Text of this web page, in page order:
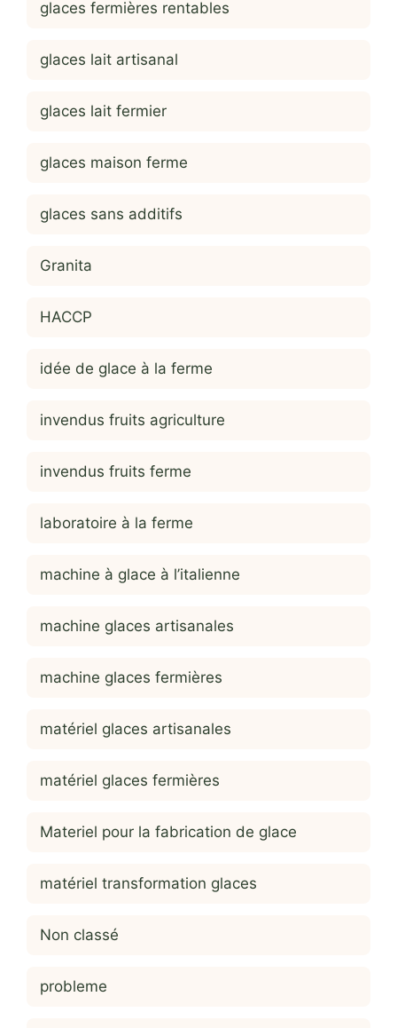
glaces fermières rentables
glaces lait artisanal
glaces lait fermier
glaces maison ferme
glaces sans additifs
Granita
HACCP
idée de glace à la ferme
invendus fruits agriculture
invendus fruits ferme
laboratoire à la ferme
machine à glace à l’italienne
machine glaces artisanales
machine glaces fermières
matériel glaces artisanales
matériel glaces fermières
Materiel pour la fabrication de glace
matériel transformation glaces
Non classé
probleme